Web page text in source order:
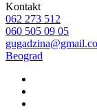
Kontakt
062 273 512
060 505 09 05
Beograd